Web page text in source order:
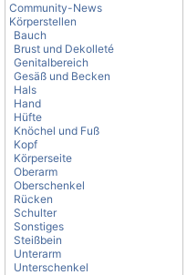
Community-News
Körperstellen
Bauch
Brust und Dekolleté
Genitalbereich
Gesäß und Becken
Hals
Hand
Hüfte
Knöchel und Fuß
Kopf
Körperseite
Oberarm
Oberschenkel
Rücken
Schulter
Sonstiges
Steißbein
Unterarm
Unterschenkel